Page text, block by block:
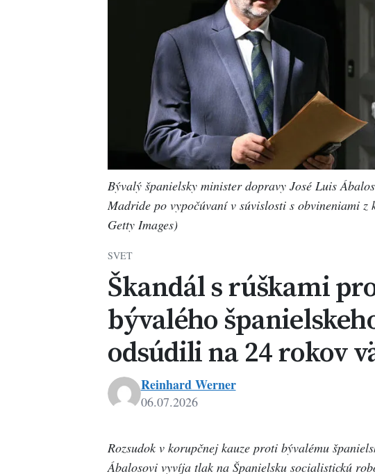
Bývalý španielsky minister dopravy José Luis
Madride po vypočúvaní v súvislosti s obvineniami
Getty Images)
SVET
Škandál s rúškami
bývalého
odsúdili na 24 rokov
Reinhard Werner
06.07.2026
Rozsudok v korupčnej kauze proti bývalému
Ábalosovi vyvíja tlak na Španielsku socialistickú